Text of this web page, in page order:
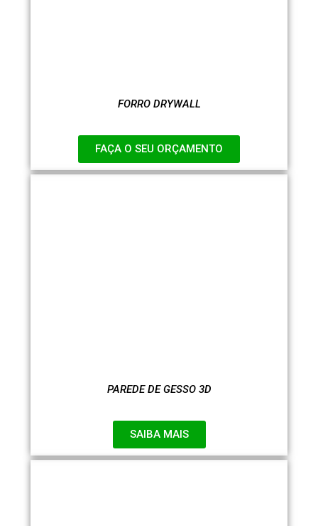
FORRO DRYWALL
FAÇA O SEU ORÇAMENTO
PAREDE DE GESSO 3D
SAIBA MAIS